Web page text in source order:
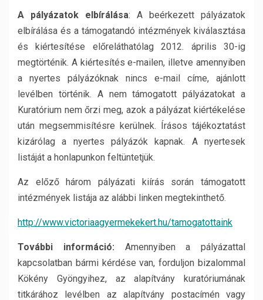
A pályázatok elbírálása: A beérkezett pályázatok
elbírálása és a támogatandó intézmények kiválasztása
és kiértesítése előreláthatólag 2012. április 30-ig
megtörténik. A kiértesítés e-mailen, illetve amennyiben
a nyertes pályázóknak nincs e-mail címe, ajánlott
levélben történik. A nem támogatott pályázatokat a
Kuratórium nem őrzi meg, azok a pályázat kiértékelése
után megsemmisítésre kerülnek. Írásos tájékoztatást
kizárólag a nyertes pályázók kapnak. A nyertesek
listáját a honlapunkon feltüntetjük.
Az előző három pályázati kiírás során támogatott
intézmények listája az alábbi linken megtekinthető.
http://www.victoriaagyermekekert.hu/tamogatottaink
További információ: Amennyiben a pályázattal
kapcsolatban bármi kérdése van, forduljon bizalommal
Kökény Gyöngyihez, az alapítvány kuratóriumának
titkárához levélben az alapítvány postacímén vagy